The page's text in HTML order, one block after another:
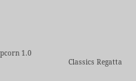
1.0
Classics Regatta